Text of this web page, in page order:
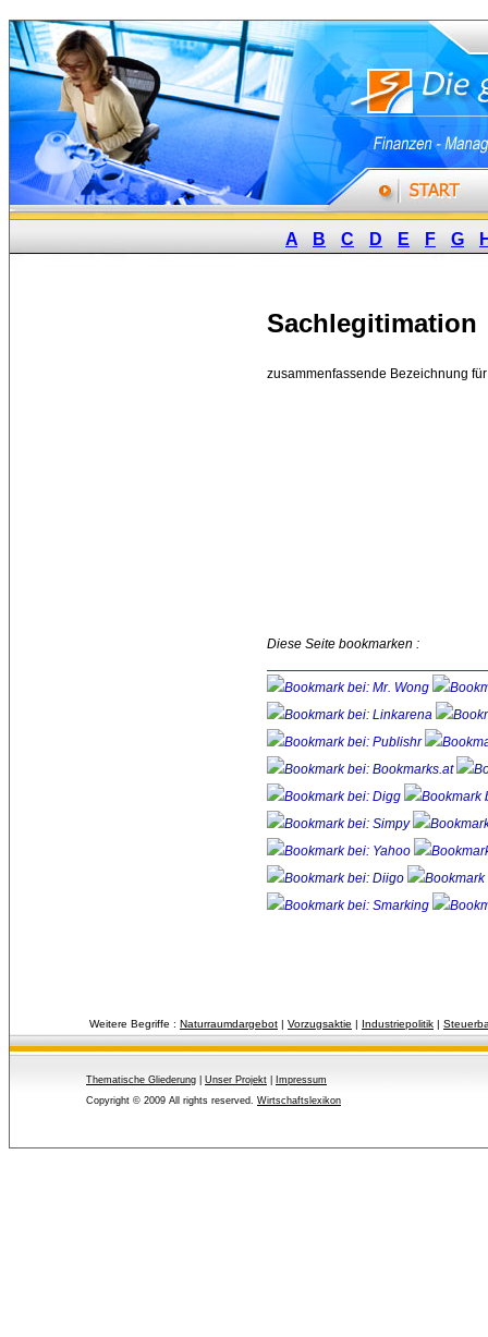
A B C D E F G
Sachlegitimation
zusammenfassende Bezeichnung
Diese Seite bookmarken :
Weitere Begriffe : Naturraumdargebot | Vorzugsaktie | Industriepolitik |
Thematische Gliederung Unser Projekt
Impressum
Copyright © 2009 All rights reserved. Wirtschaftslexikon